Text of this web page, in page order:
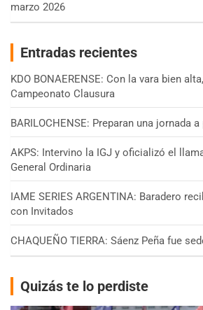
marzo 2026
Entradas recientes
KDO BONAERENSE: Con la vara bien
Campeonato Clausura
BARILOCHENSE: Preparan una jornada
AKPS: Intervino la IGJ y oficializó el
General Ordinaria
IAME SERIES ARGENTINA: Baradero
con Invitados
CHAQUEÑO TIERRA: Sáenz Peña fue
Quizás te lo perdiste